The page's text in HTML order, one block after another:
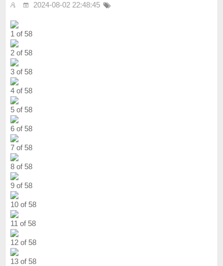
2024-08-02 22:48:45
1 of 58
2 of 58
3 of 58
4 of 58
5 of 58
6 of 58
7 of 58
8 of 58
9 of 58
10 of 58
11 of 58
12 of 58
13 of 58